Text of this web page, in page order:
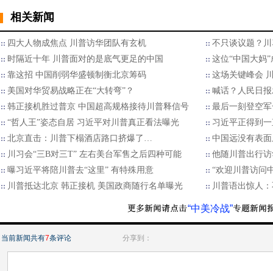
相关新闻
四大人物成焦点 川普访华团队有玄机
不只谈议题？
时隔近十年 川普面对的是底气更足的中国
这位“中国大妈
靠这招 中国削弱华盛顿制衡北京筹码
这场关键峰会
美国对华贸易战略正在“大转弯”？
喊话？人民日
韩正接机胜过普京 中国超高规格接待川普释信号
最后一刻登空
“哲人王”姿态自居 习近平对川普真正看法曝光
习近平正得到
北京直击：川普下榻酒店路口挤爆了…
中国远没有表
川习会“三B对三T” 左右美台军售之后四种可能
他随川普出行
曝习近平将陪川普去“这里” 有特殊用意
“欢迎川普访问
川普抵达北京 韩正接机 美国政商随行名单曝光
川普语出惊人
“中美冷战”
当前新闻共有7条评论 分享到：